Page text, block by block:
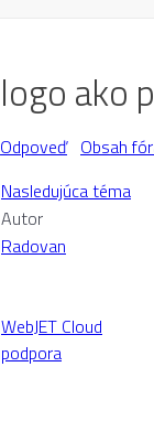
logo ako
Odpoveď Obsah
Nasledujúca téma
Autor
Radovan
WebJET Cloud
podpora